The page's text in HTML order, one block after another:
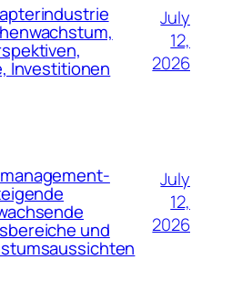
Investitionen
July
12,
2026
und
July
12,
2026